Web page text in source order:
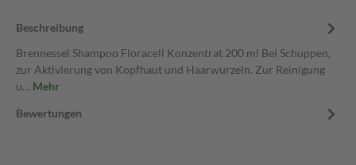
Beschreibung
Brennessel Shampoo Floracell Konzentrat 200 ml Bei Schuppen,
zur Aktivierung von Kopfhaut und Haarwurzeln. Zur Reinigung
u… Mehr
Bewertungen